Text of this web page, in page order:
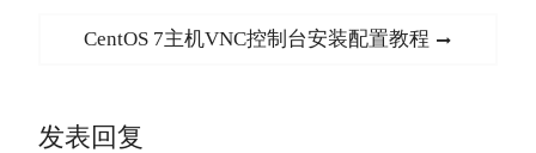
Next
CentOS 7主机VNC控制台安装配置教程
发表回复